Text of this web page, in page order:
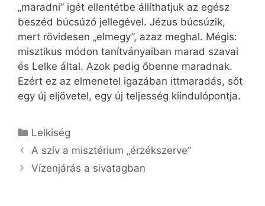
„maradni” igét ellentétbe állíthatjuk az egész
beszéd búcsúzó jellegével. Jézus búcsúzik,
mert rövidesen „elmegy”, azaz meghal. Mégis:
misztikus módon tanítványaiban marad szavai
és Lelke által. Azok pedig őbenne maradnak.
Ezért ez az elmenetel igazában ittmaradás, sőt
egy új eljövetel, egy új teljesség kiindulópontja.
Kategória
Lelkiség
A szív a misztérium „érzékszerve”
Vízenjárás a sivatagban